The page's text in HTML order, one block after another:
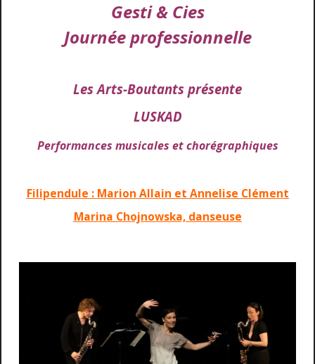
Gesti & Cies
Journée professionnelle
Les Arts-Boutants présente
LUSKAD
Performances musicales et chorégraphiques
Filipendule : Marion Allain et Annelise Clément
Marina Chojnowska, danseuse